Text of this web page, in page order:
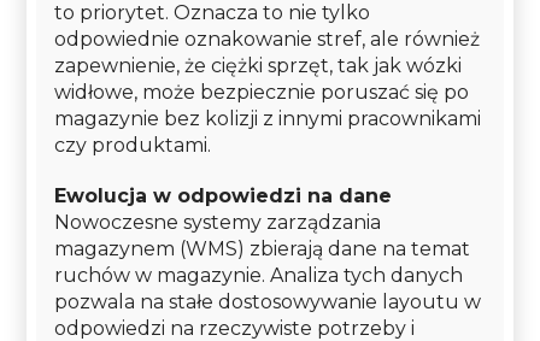
to priorytet. Oznacza to nie tylko
odpowiednie oznakowanie stref, ale również
zapewnienie, że ciężki sprzęt, tak jak wózki
widłowe, może bezpiecznie poruszać się po
magazynie bez kolizji z innymi pracownikami
czy produktami.
Ewolucja w odpowiedzi na dane
Nowoczesne systemy zarządzania
magazynem (WMS) zbierają dane na temat
ruchów w magazynie. Analiza tych danych
pozwala na stałe dostosowywanie layoutu w
odpowiedzi na rzeczywiste potrzeby i